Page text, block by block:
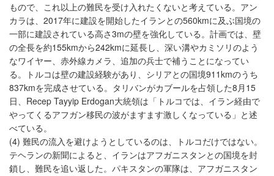
もので、これ以上の難民を受け入れたくないと考えている。アン
カラは、2017年に建設を開始したイランとの560kmに及ぶ国境の
一部に建設されている高さ3mの壁を強化している。計画では、壁
の全長を約155kmから242kmに延長し、深い溝やカミソリのよう
なワイヤー、赤外線カメラ、追加の兵士で補うことになってい
る。トルコは壁の建設経験があり、シリアとの国境911kmのうち
837kmを完成させている。タリバンがカブールを占領した8月15
日、Recep Tayyip Erdogan大統領は「トルコでは、イラン経由で
やってくるアフガン移民の波がますます激しくなっている」と述
べている。
(4) 難民の流入を避けようとしているのは、トルコだけではない。
テヘランの新聞によると、イランはアフガニスタンとの国境を封
鎖し、難民を追い返した。パキスタンの軍隊は、アフガニスタン